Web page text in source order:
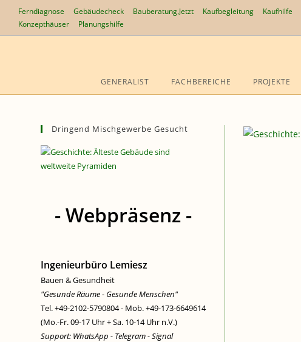
Inhalt
springen
Ferndiagnose Gebäudecheck Bauberatung.Jetzt Kaufbegleitung Kaufhilfe
Konzepthäuser
Planungshilfe
GENERALIST FACHBEREICHE PROJEKTE
Dringend Mischgewerbe Gesucht
- Webpräsenz -
Ingenieurbüro Lemiesz
Bauen & Gesundheit
"Gesunde Räume - Gesunde Menschen"
Tel. +49-2102-5790804 - Mob. +49-173-6649614
(Mo.-Fr. 09-17 Uhr + Sa. 10-14 Uhr n.V.)
Support: WhatsApp - Telegram - Signal